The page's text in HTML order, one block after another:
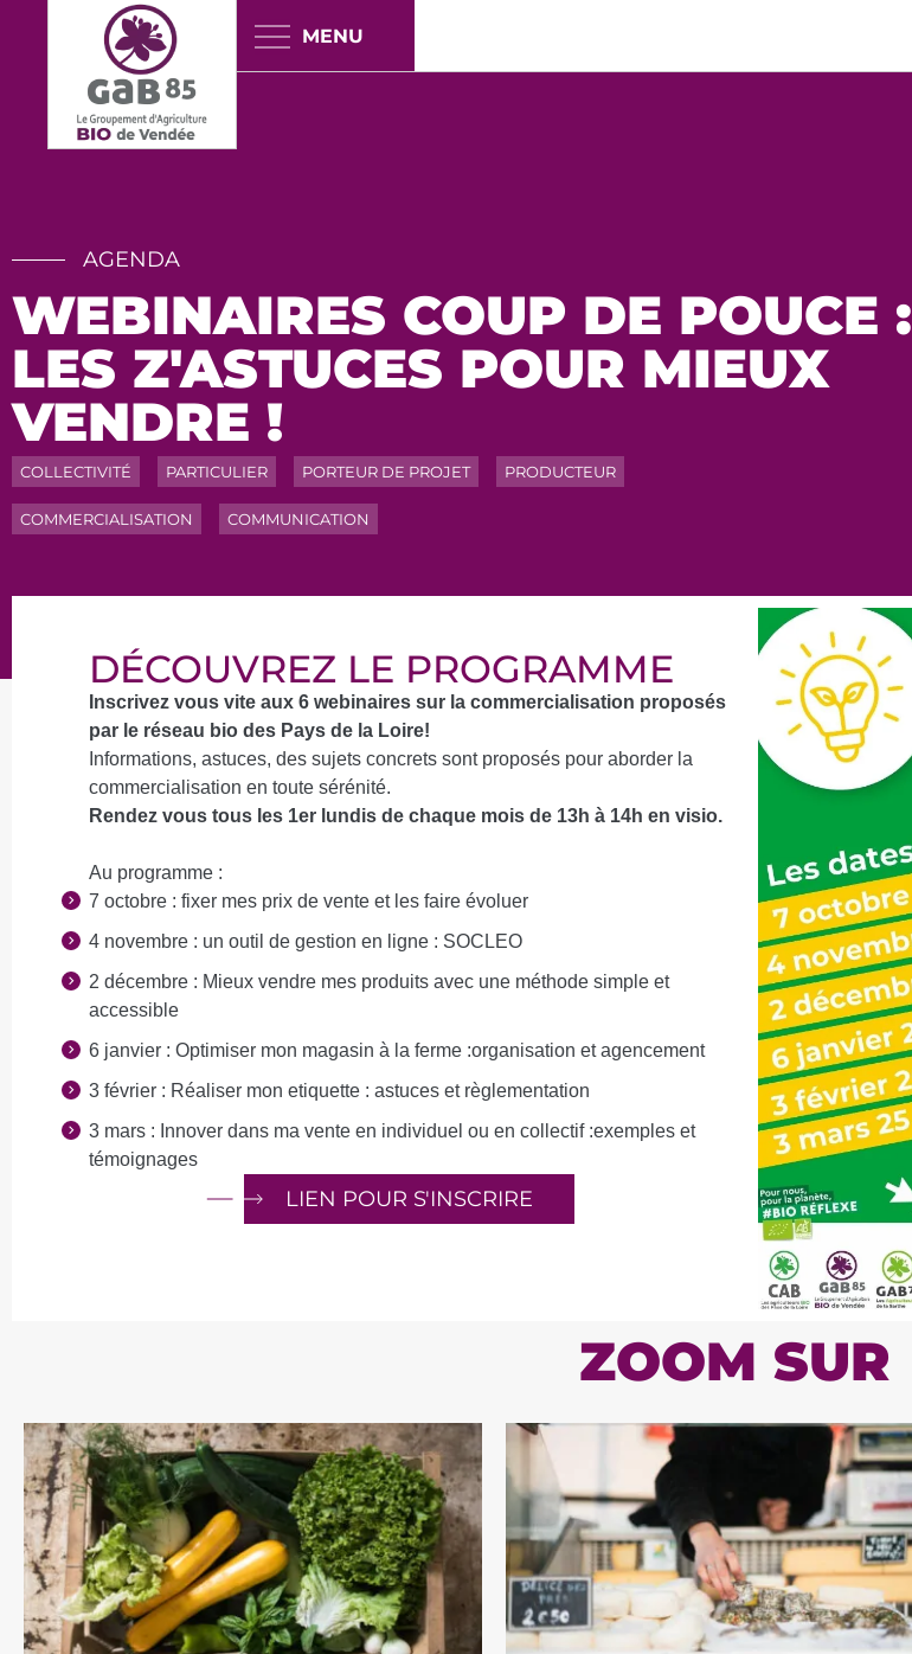
AGENDA
WEBINAIRES COUP DE POUCE :
LES Z'ASTUCES POUR MIEUX
VENDRE !
COLLECTIVITÉ PARTICULIER PORTEUR DE PROJET PRODUCTEUR
COMMERCIALISATION COMMUNICATION
DÉCOUVREZ LE PROGRAMME
Inscrivez vous vite aux 6 webinaires sur la commercialisation proposés
par le réseau bio des Pays de la Loire!
Informations, astuces, des sujets concrets sont proposés pour aborder la
commercialisation en toute sérénité.
Rendez vous tous les 1er lundis de chaque mois de 13h à 14h en visio.
Au programme :
7 octobre : fixer mes prix de vente et les faire évoluer
4 novembre : un outil de gestion en ligne : SOCLEO
2 décembre : Mieux vendre mes produits avec une méthode simple et
accessible
6 janvier : Optimiser mon magasin à la ferme :organisation et agencement
3 février : Réaliser mon etiquette : astuces et règlementation
3 mars : Innover dans ma vente en individuel ou en collectif :exemples et
témoignages
LIEN POUR S'INSCRIRE
ZOOM SUR
Panneau de gestion des cookies